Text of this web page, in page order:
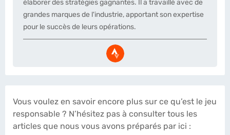
élaborer des stratégies gagnantes. Il a travaillé avec de
grandes marques de l'industrie, apportant son expertise
pour le succès de leurs opérations.
Vous voulez en savoir encore plus sur ce qu’est le jeu
responsable ? N’hésitez pas à consulter tous les
articles que nous vous avons préparés par ici :